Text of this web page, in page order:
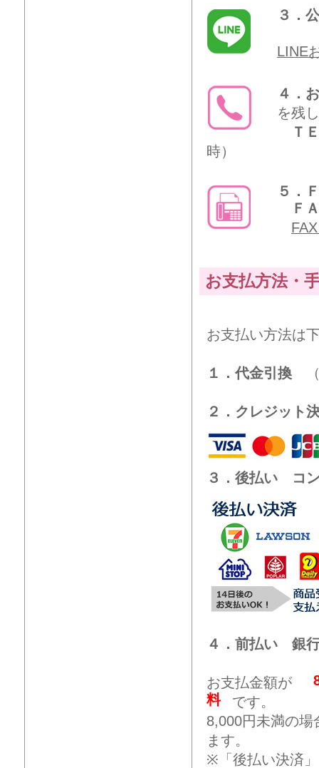
３．
LINE
４．
を残
Ｔ
時）
５．
ＦＡ
お支払方法・
お支払い方法は
１．代金引換 （
２．クレジット
３．後払い コ
４．前払い 銀
お支払金額が
料
です。
8,000円未満の場
ます。
※「後払い決済